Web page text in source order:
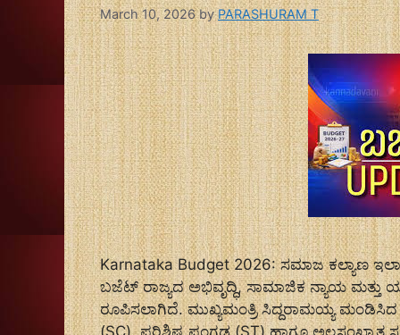
March 10, 2026 byPARASHURAM T
Karnataka Budget 2026: ಸಮಾಜ ಕಲ್ಯಾಣ
ಬಜೆಟ್ ರಾಜ್ಯದ ಅಭಿವೃದ್ಧಿ, ಸಾಮಾಜಿಕ ನ್ಯಾಯ ಮತ್ತು
ರೂಪಿಸಲಾಗಿದೆ. ಮುಖ್ಯಮಂತ್ರಿ ಸಿದ್ದರಾಮಯ್ಯ